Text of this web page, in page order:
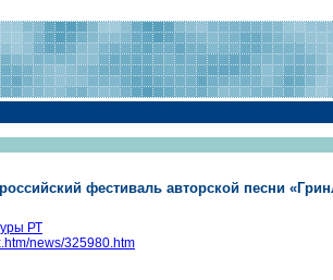
фестиваль авторской песни
РТ
news/325980.htm